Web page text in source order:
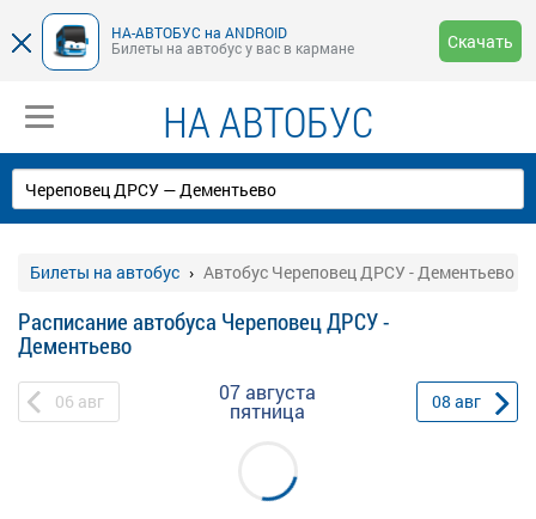
НА-АВТОБУС на ANDROID
Билеты на автобус у вас в кармане
Скачать
НА АВТОБУС
Билеты на автобус Автобус Череповец ДРСУ - Дементьево
Расписание автобуса Череповец ДРСУ -
Дементьево
06 авг 07 августа
пятница 08 авг